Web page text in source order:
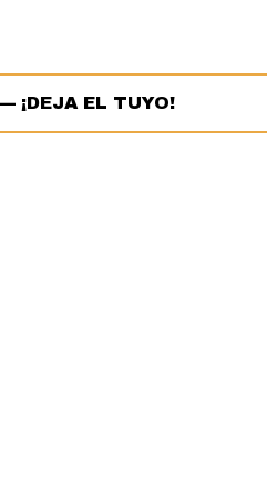
¡DEJA EL TUYO!